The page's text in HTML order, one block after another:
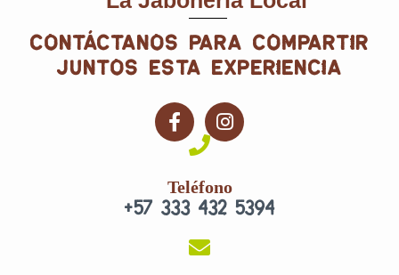
contáctanos para compartir
juntos esta experiencia
F
a
b
o
I
n
a
g
Teléfono
+57 333 432 5394